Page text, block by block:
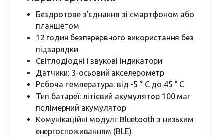
Бездротове з'єднання зі смартфоном або
планшетом
12 годин безперервного використання без
підзарядки
Світлодіодні і звукові індикатори
Датчики: 3-осьовий акселерометр
Робоча температура: від -5 ° C до 45 ° C
Тип батареї: літієвий акумулятор 100 маг
полімерний акумулятор
Комунікаційні модулі: Bluetooth з низьким
енергоспоживанням (BLE)